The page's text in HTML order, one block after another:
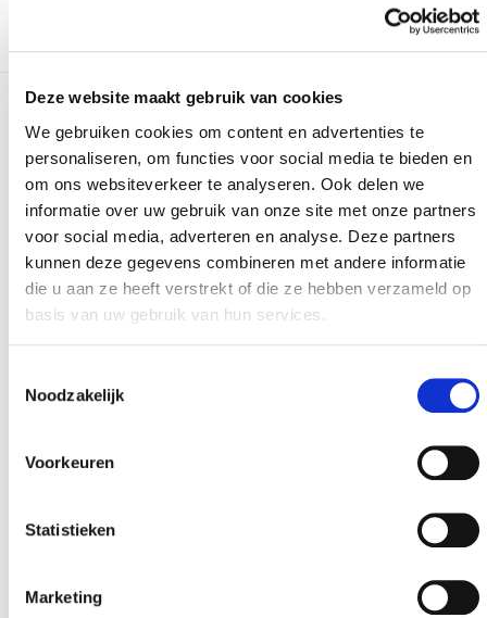
Deze website maakt gebruik van cookies
We gebruiken cookies om content en advertenties te
personaliseren, om functies voor social media te bieden en
om ons websiteverkeer te analyseren. Ook delen we
informatie over uw gebruik van onze site met onze partners
voor social media, adverteren en analyse. Deze partners
kunnen deze gegevens combineren met andere informatie
die u aan ze heeft verstrekt of die ze hebben verzameld op
basis van uw gebruik van hun services.
Noodzakelijk
Voorkeuren
Statistieken
Marketing
Meer realisaties